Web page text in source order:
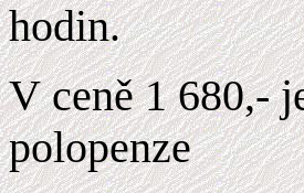
hodin.
V ceně 1 680,-
polopenze